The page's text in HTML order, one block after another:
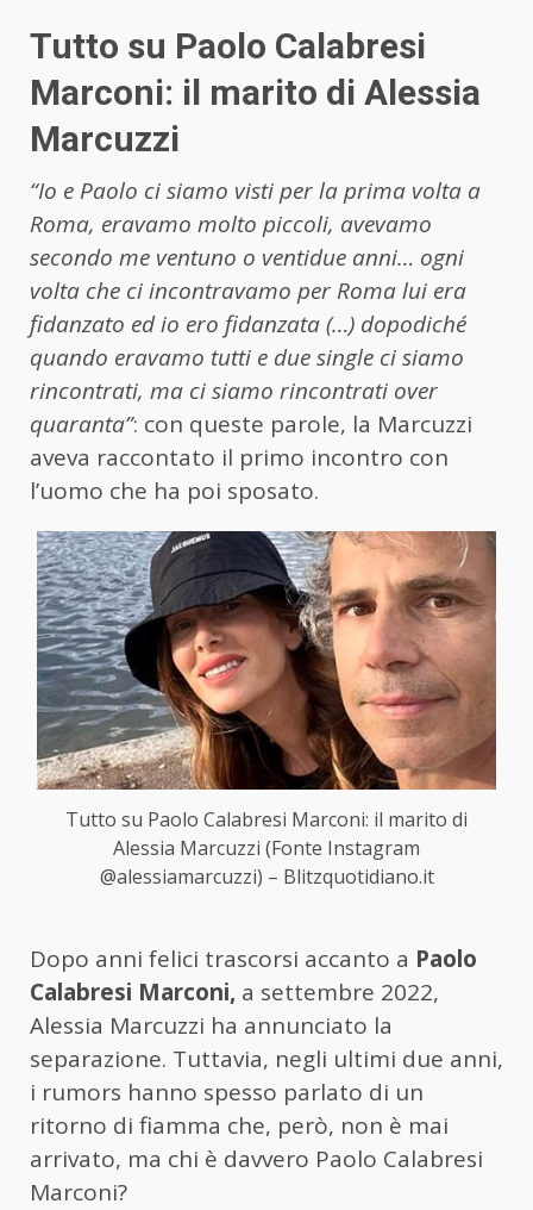
Tutto su Paolo Calabresi
Marconi: il marito di Alessia
Marcuzzi
“Io e Paolo ci siamo visti per la prima volta a
Roma, eravamo molto piccoli, avevamo
secondo me ventuno o ventidue anni… ogni
volta che ci incontravamo per Roma lui era
fidanzato ed io ero fidanzata (…) dopodiché
quando eravamo tutti e due single ci siamo
rincontrati, ma ci siamo rincontrati over
quaranta”: con queste parole, la Marcuzzi
aveva raccontato il primo incontro con
l’uomo che ha poi sposato.
Tutto su Paolo Calabresi Marconi: il marito di
Alessia Marcuzzi (Fonte Instagram
@alessiamarcuzzi) – Blitzquotidiano.it
Dopo anni felici trascorsi accanto a Paolo
Calabresi Marconi, a settembre 2022,
Alessia Marcuzzi ha annunciato la
separazione. Tuttavia, negli ultimi due anni,
i rumors hanno spesso parlato di un
ritorno di fiamma che, però, non è mai
arrivato, ma chi è davvero Paolo Calabresi
Marconi?